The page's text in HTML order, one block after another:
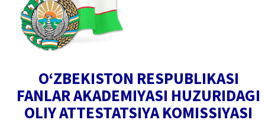
O‘ZBEKISTON RESPUBLIKASI
FANLAR AKADEMIYASI HUZURIDAGI
OLIY ATTESTATSIYA KOMISSIYASI